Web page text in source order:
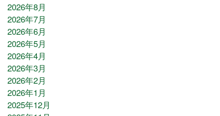
2026年8月
2026年7月
2026年6月
2026年5月
2026年4月
2026年3月
2026年2月
2026年1月
2025年12月